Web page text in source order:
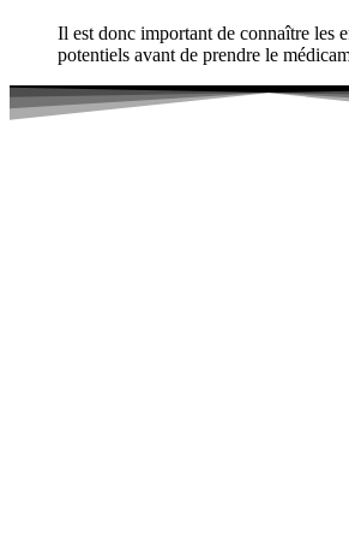
Il est donc important de connaître les
potentiels avant de prendre le